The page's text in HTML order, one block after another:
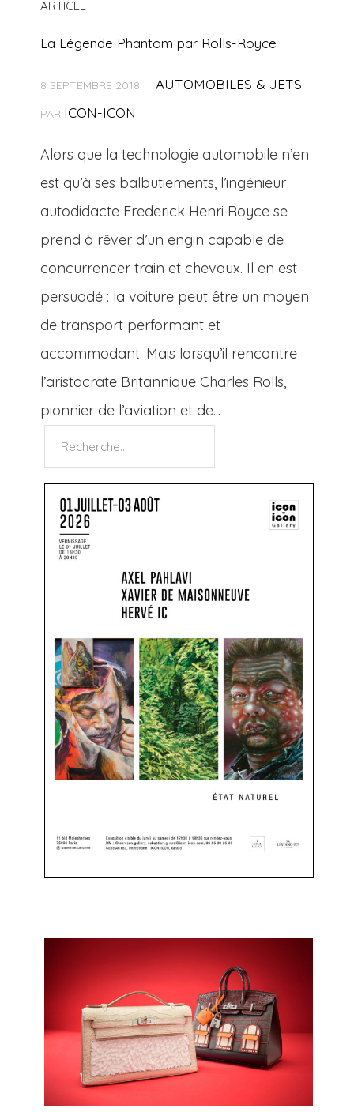
ARTICLE
La Légende Phantom par Rolls-Royce
8 SEPTEMBRE 2018 AUTOMOBILES & JETS
PAR ICON-ICON
Alors que la technologie automobile n’en
est qu’à ses balbutiements, l’ingénieur
autodidacte Frederick Henri Royce se
prend à rêver d’un engin capable de
concurrencer train et chevaux. Il en est
persuadé : la voiture peut être un moyen
de transport performant et
accommodant. Mais lorsqu’il rencontre
l’aristocrate Britannique Charles Rolls,
pionnier de l’aviation et de...
Rechercher